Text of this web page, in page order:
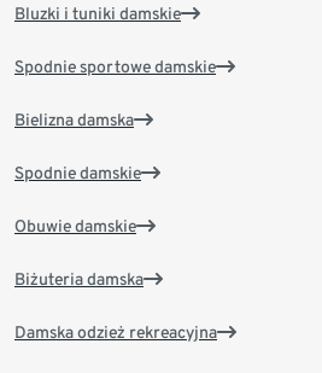
Bluzki i tuniki damskie
Spodnie sportowe damskie
Bielizna damska
Spodnie damskie
Obuwie damskie
Biżuteria damska
Damska odzież rekreacyjna